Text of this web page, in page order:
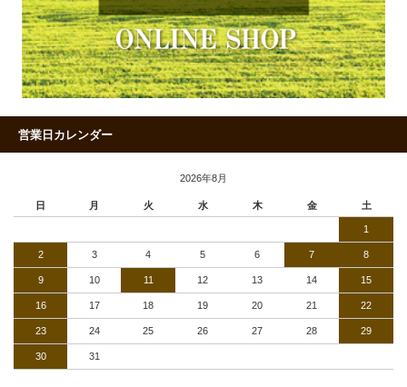
営業日カレンダー
2026年8月
日 月 火 水 木 金 土
1
2 3 4 5 6 7 8
9 10 11 12 13 14 15
16 17 18 19 20 21 22
23 24 25 26 27 28 29
30 31